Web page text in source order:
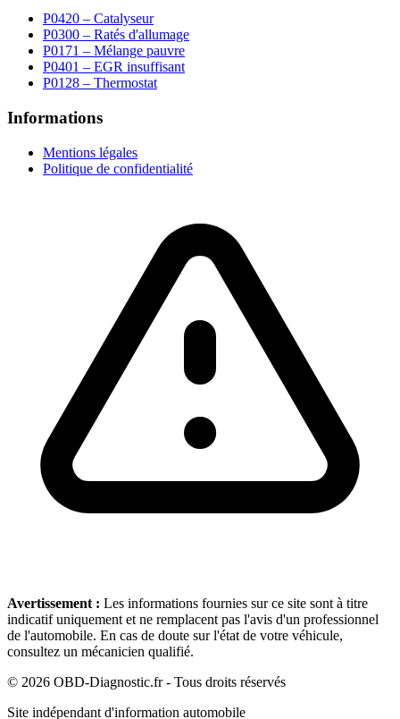
P0420 – Catalyseur
P0300 – Ratés d'allumage
P0171 – Mélange pauvre
P0401 – EGR insuffisant
P0128 – Thermostat
Informations
Mentions légales
Politique de confidentialité
Avertissement : Les informations fournies sur ce site sont à titre
indicatif uniquement et ne remplacent pas l'avis d'un professionnel
de l'automobile. En cas de doute sur l'état de votre véhicule,
consultez un mécanicien qualifié.
© 2026 OBD-Diagnostic.fr - Tous droits réservés
Site indépendant d'information automobile